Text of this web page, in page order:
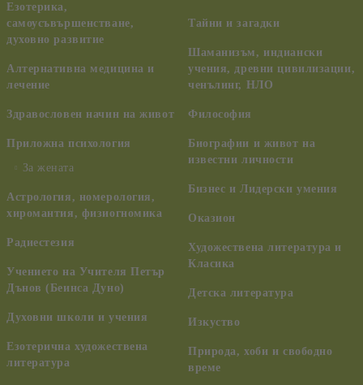
Езотерика,
самоусъвършенстване,
духовно развитие
Алтернативна медицина и
лечение
Здравословен начин на живот
Приложна психология
За жената
Астрология, номерология,
хиромантия, физиогномика
Радиестезия
Учението на Учителя Петър
Дънов (Беинса Дуно)
Духовни школи и учения
Езотерична художествена
литература
Тайни и загадки
Шаманизъм, индиански
учения, древни цивилизации,
ченълинг, НЛО
Философия
Биографии и живот на
известни личности
Бизнес и Лидерски умения
Оказион
Художествена литература и
Класика
Детска литература
Изкуство
Природа, хоби и свободно
време